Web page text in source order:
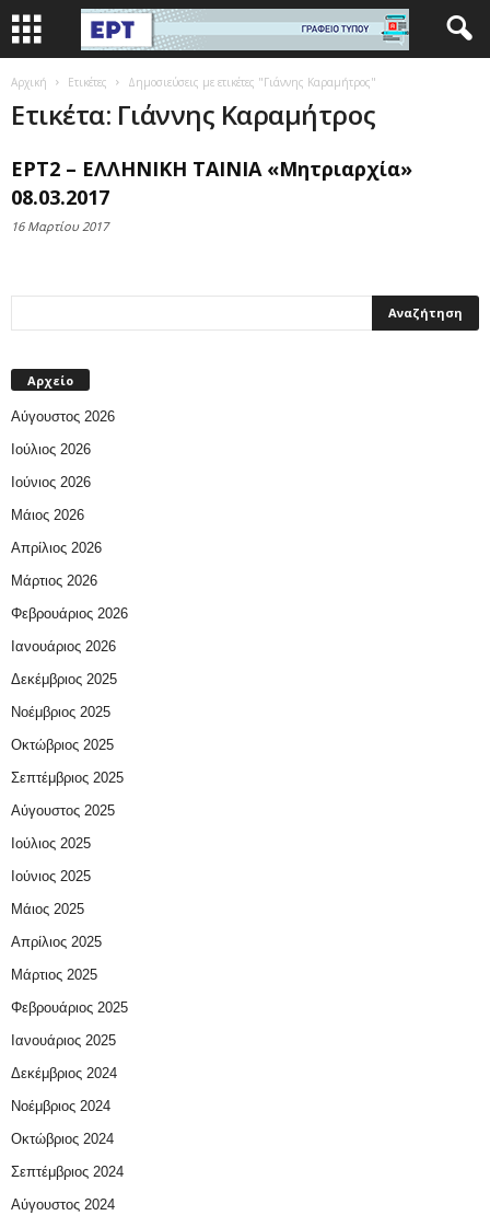
Αρχική Ετικέτες Δημοσιεύσεις με ετικέτες "Γιάννης Καραμήτρος"
Ετικέτα: Γιάννης Καραμήτρος
ΕΡΤ2 – ΕΛΛΗΝΙΚΗ ΤΑΙΝΙΑ «Μητριαρχία»
08.03.2017
16 Μαρτίου 2017
Αρχείο
Αύγουστος 2026
Ιούλιος 2026
Ιούνιος 2026
Μάιος 2026
Απρίλιος 2026
Μάρτιος 2026
Φεβρουάριος 2026
Ιανουάριος 2026
Δεκέμβριος 2025
Νοέμβριος 2025
Οκτώβριος 2025
Σεπτέμβριος 2025
Αύγουστος 2025
Ιούλιος 2025
Ιούνιος 2025
Μάιος 2025
Απρίλιος 2025
Μάρτιος 2025
Φεβρουάριος 2025
Ιανουάριος 2025
Δεκέμβριος 2024
Νοέμβριος 2024
Οκτώβριος 2024
Σεπτέμβριος 2024
Αύγουστος 2024